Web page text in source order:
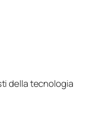
della tecnologia